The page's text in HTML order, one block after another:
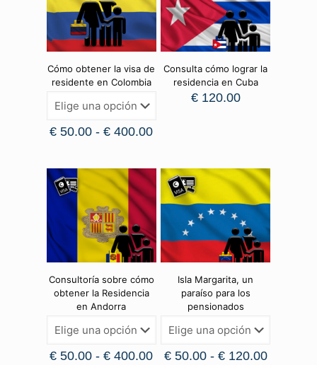
Cómo obtener la visa de
residente en Colombia
€ 50.00 - € 400.00
Consulta cómo lograr la
residencia en Cuba
€120.00
Consultoría sobre cómo
obtener la Residencia
en Andorra
€ 50.00 - € 400.00
Isla Margarita, un
paraíso para los
pensionados
€50.00 - €120.00